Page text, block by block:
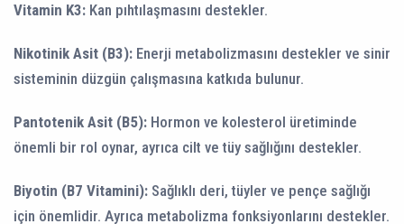
Vitamin K3: Kan pıhtılaşmasını destekler.
Nikotinik Asit (B3): Enerji metabolizmasını destekler ve sinir
sisteminin düzgün çalışmasına katkıda bulunur.
Pantotenik Asit (B5): Hormon ve kolesterol üretiminde
önemli bir rol oynar, ayrıca cilt ve tüy sağlığını destekler.
Biyotin (B7 Vitamini): Sağlıklı deri, tüyler ve pençe sağlığı
için önemlidir. Ayrıca metabolizma fonksiyonlarını destekler.